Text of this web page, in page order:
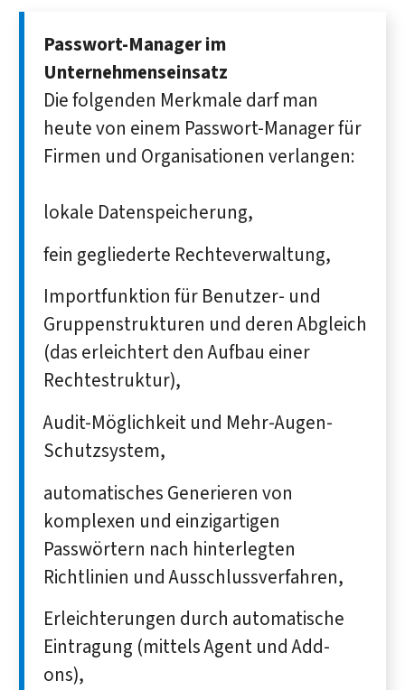
Passwort-Manager im
Unternehmenseinsatz
Die folgenden Merkmale darf man
heute von einem Passwort-Manager für
Firmen und Organisationen verlangen:
lokale Datenspeicherung,
fein gegliederte Rechteverwaltung,
Importfunktion für Benutzer- und
Gruppenstrukturen und deren Abgleich
(das erleichtert den Aufbau einer
Rechtestruktur),
Audit-Möglichkeit und Mehr-Augen-
Schutzsystem,
automatisches Generieren von
komplexen und einzigartigen
Passwörtern nach hinterlegten
Richtlinien und Ausschlussverfahren,
Erleichterungen durch automatische
Eintragung (mittels Agent und Add-
ons),